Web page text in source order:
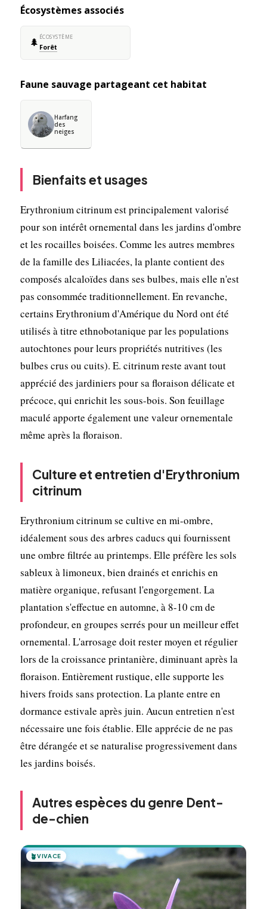
Écosystèmes associés
🌲 ÉCOSYSTÈME
Forêt
Faune sauvage partageant cet habitat
Harfang
des
neiges
Bienfaits et usages
Erythronium citrinum est principalement valorisé
pour son intérêt ornemental dans les jardins d'ombre
et les rocailles boisées. Comme les autres membres
de la famille des Liliacées, la plante contient des
composés alcaloïdes dans ses bulbes, mais elle n'est
pas consommée traditionnellement. En revanche,
certains Erythronium d'Amérique du Nord ont été
utilisés à titre ethnobotanique par les populations
autochtones pour leurs propriétés nutritives (les
bulbes crus ou cuits). E. citrinum reste avant tout
apprécié des jardiniers pour sa floraison délicate et
précoce, qui enrichit les sous-bois. Son feuillage
maculé apporte également une valeur ornementale
même après la floraison.
Culture et entretien d'Erythronium
citrinum
Erythronium citrinum se cultive en mi-ombre,
idéalement sous des arbres caducs qui fournissent
une ombre filtrée au printemps. Elle préfère les sols
sableux à limoneux, bien drainés et enrichis en
matière organique, refusant l'engorgement. La
plantation s'effectue en automne, à 8-10 cm de
profondeur, en groupes serrés pour un meilleur effet
ornemental. L'arrosage doit rester moyen et régulier
lors de la croissance printanière, diminuant après la
floraison. Entièrement rustique, elle supporte les
hivers froids sans protection. La plante entre en
dormance estivale après juin. Aucun entretien n'est
nécessaire une fois établie. Elle apprécie de ne pas
être dérangée et se naturalise progressivement dans
les jardins boisés.
Autres espèces du genre Dent-
de-chien
🪴VIVACE